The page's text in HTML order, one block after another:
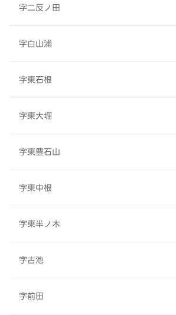
字二反ノ田
字白山浦
字東石根
字東大堀
字東豊石山
字東中根
字東半ノ木
字古池
字前田